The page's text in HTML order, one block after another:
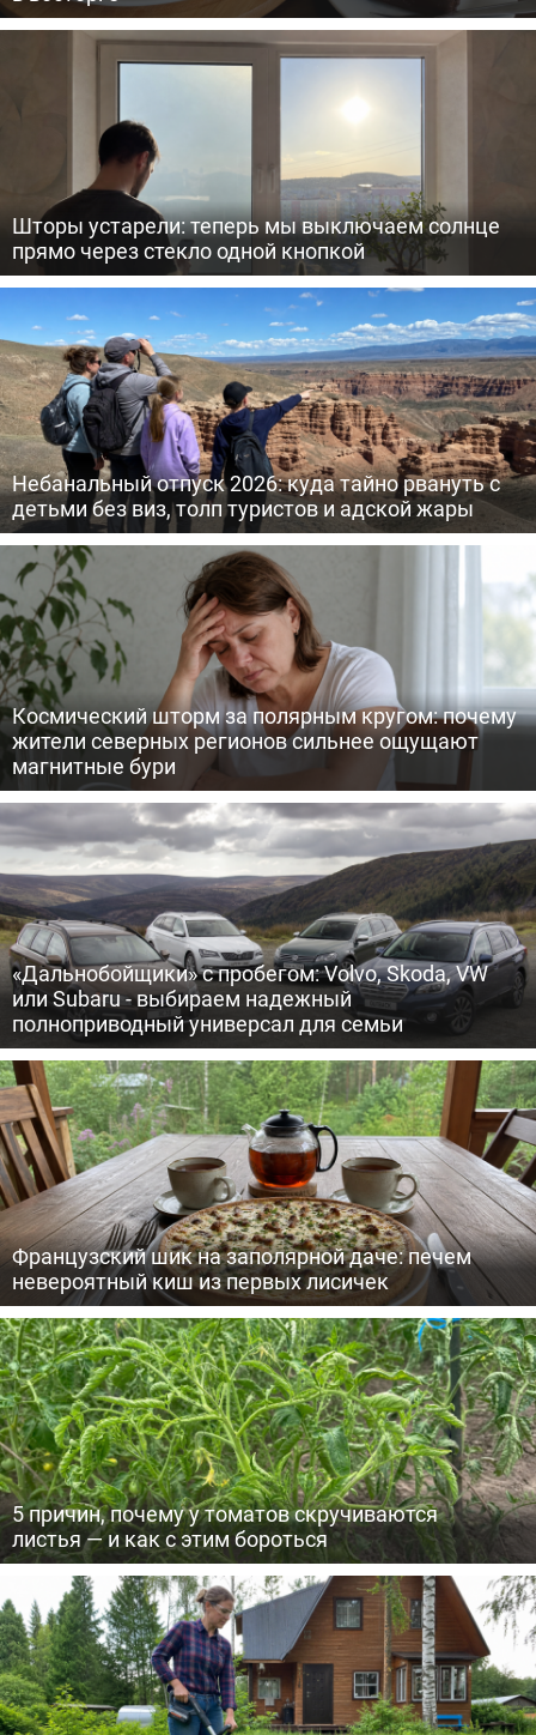
Шторы устарели: теперь мы выключаем солнце
прямо через стекло одной кнопкой
Небанальный отпуск 2026: куда тайно рвануть с
детьми без виз, толп туристов и адской жары
Космический шторм за полярным кругом: почему
жители северных регионов сильнее ощущают
магнитные бури
«Дальнобойщики» с пробегом: Volvo, Skoda, VW
или Subaru - выбираем надежный
полноприводный универсал для семьи
Французский шик на заполярной даче: печем
невероятный киш из первых лисичек
5 причин, почему у томатов скручиваются
листья — и как с этим бороться